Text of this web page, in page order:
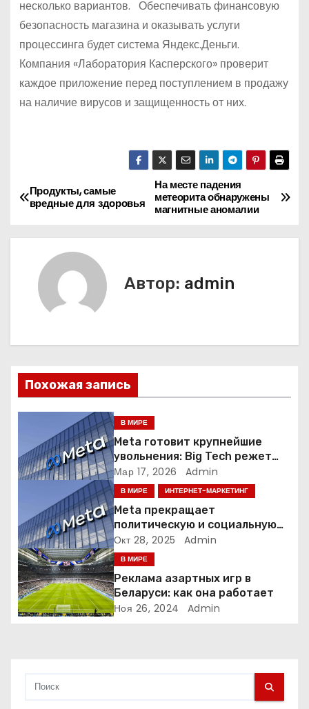
несколько вариантов. Обеспечивать финансовую
безопасность магазина и оказывать услуги
процессинга будет система Яндекс.Деньги.
Компания «Лаборатория Касперского» проверит
каждое приложение перед поступлением в продажу
на наличие вирусов и защищенность от них.
Н
ц
и
п
о
а
п
и
На месте падения
метеорита обнаружены
магнитные аномалии
Продукты, самые
вредные для здоровья
Автор: admin
Похожая запись
В МИРЕ
Meta готовит крупнейшие
увольнения: Big Tech режет
людей ради искусственного
интеллекта
Мар 17, 2026 Admin
В МИРЕ ИНТЕРНЕТ-МАРКЕТИНГ
Meta прекращает
политическую и социальную
рекламу в ЕС. Почему это
меняет рынок цифровой
рекламы?
Окт 28, 2025 Admin
В МИРЕ
Реклама азартных игр в
Беларуси: как она работает
Ноя 26, 2024 Admin